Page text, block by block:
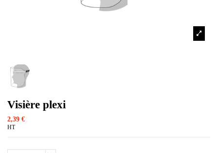
Visière plexi
2,39 €
HT